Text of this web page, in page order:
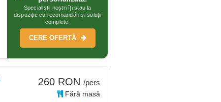
Specialiștii noștri îți stau la
dispoziție cu recomandări și soluții
complete.
CERE OFERTĂ
260 RON /pers
Fără masă